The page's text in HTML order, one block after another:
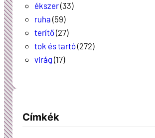
ékszer(33)
ruha (59)
terítő(27)
tok és tartó(272)
virág (17)
Címkék